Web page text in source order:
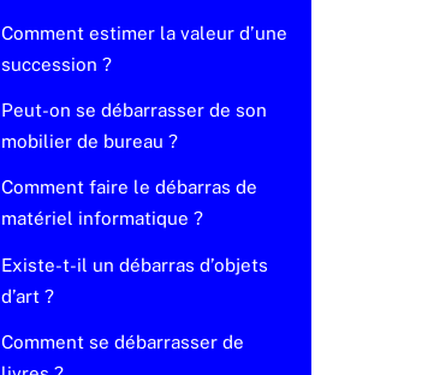
Comment estimer la valeur d’une
succession ?
Peut-on se débarrasser de son
mobilier de bureau ?
Comment faire le débarras de
matériel informatique ?
Existe-t-il un débarras d’objets
d’art ?
Comment se débarrasser de